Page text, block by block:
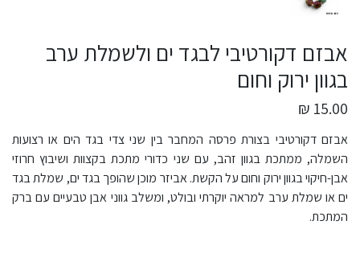
אבזם דקורטיבי לבגד ים ולשמלת ערב
בגוון ירוק וחום
15.00 ₪
אבזם דקורטיבי בצורת פרסה המחבר בין שני צדי בגד הים או רצועות
השמלה, ממתכת בגוון זהב, עם שני כדורי מתכת בקצוות ושיבוץ חרוזי
אבן-חיקוי בגוון ירוק וחום על הקשת. אביזר מוכן שהופך בגד ים, שמלת בגד
ים או שמלת ערב למראה יוקרתי ובולט, ומשלב גווני אבן טבעיים עם ברק
המתכת.